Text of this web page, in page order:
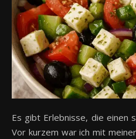
Es gibt Erlebnisse, die einen sofort aus dem Alltag reißen.
Vor kurzem war ich mit